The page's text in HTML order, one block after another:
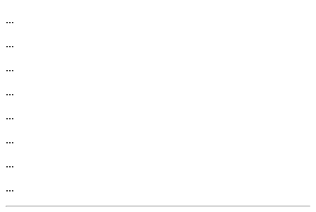
...
...
...
...
...
...
...
...